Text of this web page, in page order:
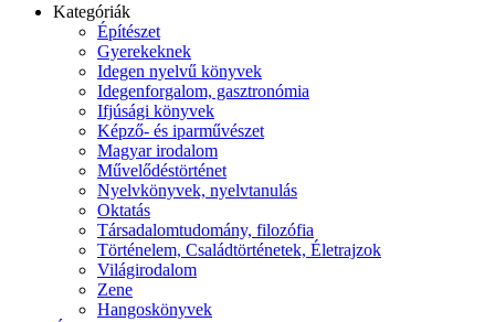
Kategóriák
Építészet
Gyerekeknek
Idegen nyelvű könyvek
Idegenforgalom, gasztronómia
Ifjúsági könyvek
Képző- és iparművészet
Magyar irodalom
Művelődéstörténet
Nyelvkönyvek, nyelvtanulás
Oktatás
Társadalomtudomány, filozófia
Történelem, Családtörténetek, Életrajzok
Világirodalom
Zene
Hangoskönyvek